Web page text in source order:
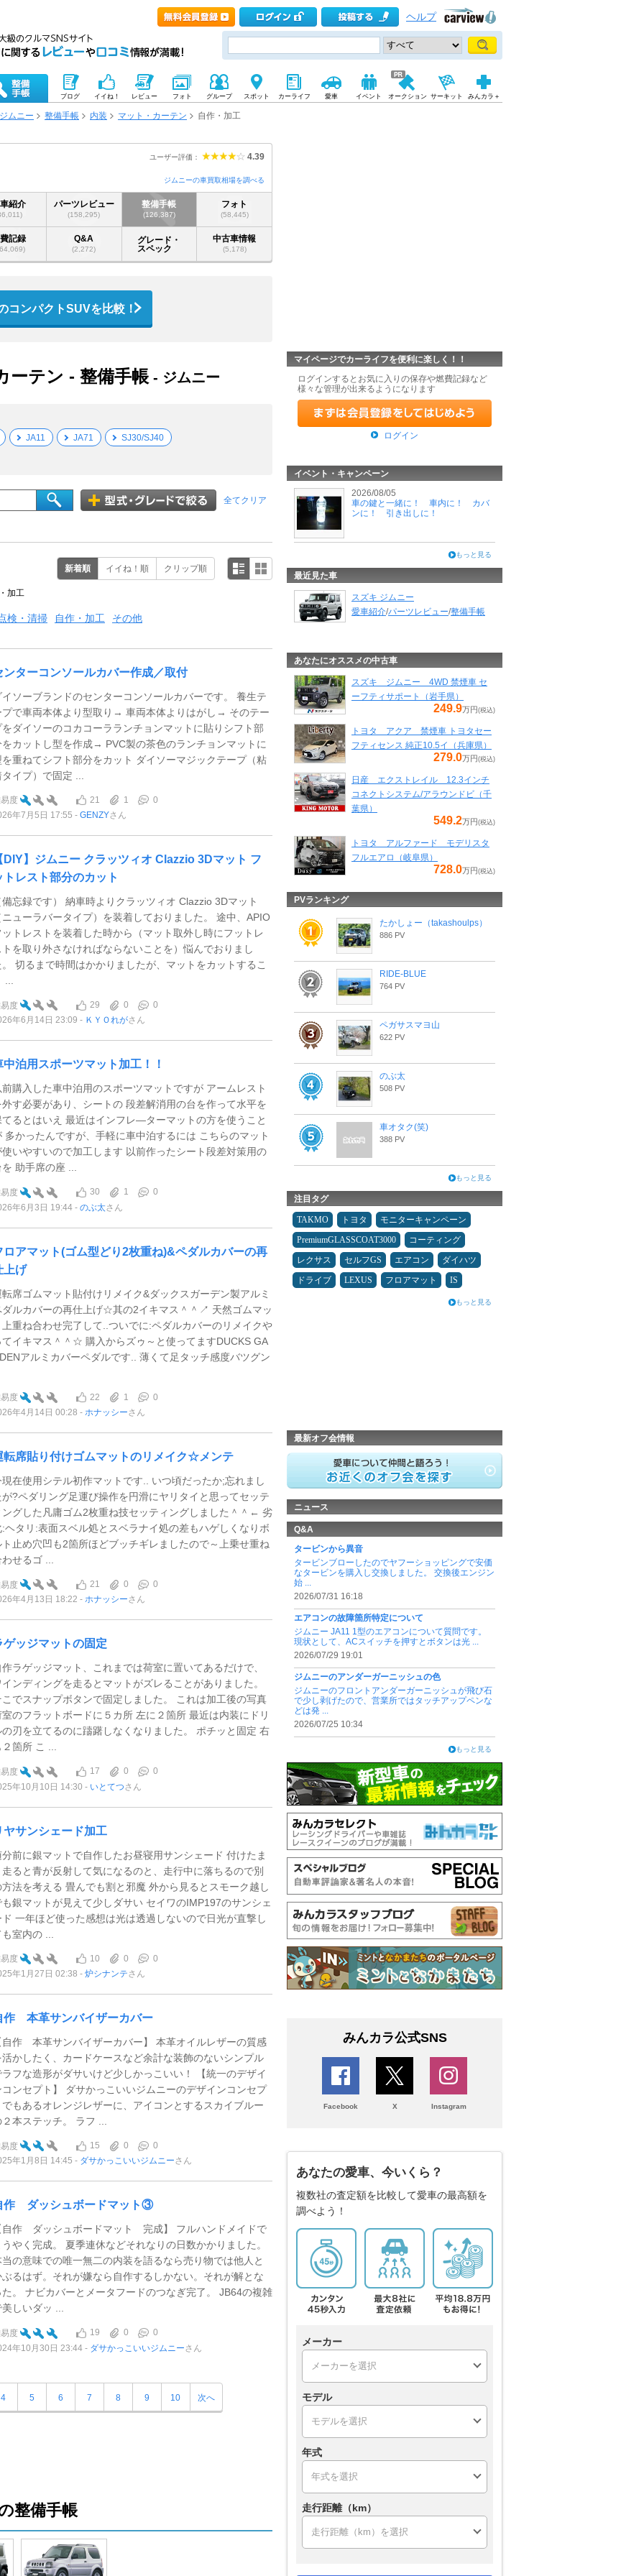
ヘルプ
ブログ イイね！ レビュー フォト グループ スポット カーライフ 愛車 イベント オークション サーキット みんカラ＋
ジムニー 整備手帳 内装 マット・カーテン 自作・加工
ユーザー評価： 4.39
ジムニーの車買取相場を調べる
紹介 パーツレビュー
(158,295)
整備手帳
(126,387)
フォト
(58,445)
記録 Q&A
(2,272)
グレード・
スペック
中古車情報
(5,178)
コンパクトSUVを比較！
ーテン - 整備手帳 - ジムニー
JA11 JA71 SJ30/SJ40
全てクリア
新着順 イイね！順 クリップ順
加工
検・清掃 自作・加工 その他
ンターコンソールカバー作成／取付
イソーブランドのセンターコンソールカバーです。 養生テ
プで車両本体より型取り→ 車両本体よりはがし→ そのテー
をダイソーのコカコーラランチョンマットに貼りシフト部
をカットし型を作成→ PVC製の茶色のランチョンマットに
を重ねてシフト部分をカット ダイソーマジックテープ（粘
イプ）で固定 ...
度 21 1
0
年7月5日 17:55
GENZYさん
DIY】ジムニー クラッツィオ Clazzio 3Dマット フ
トレスト部分のカット
備忘録です） 納車時よりクラッツィオ Clazzio 3Dマット
ニューラバータイプ）を装着しておりました。 途中、APIO
ットレストを装着した時から（マット取外し時にフットレ
トを取り外さなければならないことを）悩んでおりまし
。 切るまで時間はかかりましたが、マットをカットするこ
度 29 0
0
年6月14日 23:09
ＫＹＯれがさん
中泊用スポーツマット加工！！
前購入した車中泊用のスポーツマットですが アームレスト
外す必要があり、シートの 段差解消用の台を作って水平を
てるとはいえ 最近はインフレ―ターマットの方を使うこと
多かったんですが、手軽に車中泊するには こちらのマット
使いやすいので加工します 以前作ったシート段差対策用の
を 助手席の座 ...
度 30 1
0
年6月3日 19:44
のぶ太さん
ロアマット(ゴム型どり2枚重ね)&ペダルカバーの再
上げ
転席ゴムマット貼付けリメイク&ダックスガーデン製アルミ
ダルカバーの再仕上げ☆其の2イキマス＾＾↗ 天然ゴムマッ
上重ね合わせ完了して..ついでに:ペダルカバーのリメイクや
てイキマス＾＾☆ 購入からズゥ～と使ってますDUCKS GA
アルミカバーペダルです.. 薄くて足タッチ感度バツグン
度 22 1
0
年4月14日 00:28
ホナッシーさん
転席貼り付けゴムマットのリメイク☆メンテ
現在使用シテル初作マットです.. いつ頃だったか;忘れまし
が?ペダリング足運び操作を円滑にヤリタイと思ってセッテ
ングした凡庸ゴム2枚重ね技セッティングしました＾＾← 劣
:ヘタリ:表面スベル処とスベラナイ処の差もハゲしくなりボ
ト止め穴凹も2箇所ほどブッチギレましたので～上乗せ重ね
せるゴ ...
度 21 0
0
年4月13日 18:22
ホナッシーさん
ゲッジマットの固定
作ラゲッジマット、これまでは荷室に置いてあるだけで、
インディングを走るとマットがズレることがありました。
こでスナップボタンで固定しました。 これは加工後の写真
室のフラットボードに５カ所 左に２箇所 最近は内装にドリ
の刃を立てるのに躊躇しなくなりました。 ポチッと固定 右
２箇所 こ ...
度 17 0
0
年10月10日 14:30
いとてつさん
ヤサンシェード加工
分前に銀マットで自作したお昼寝用サンシェード 付けたま
走ると青が反射して気になるのと、走行中に落ちるので別
方法を考える 畳んでも割と邪魔 外から見るとスモーク越し
も銀マットが見えて少しダサい セイワのIMP197のサンシェ
ド 一年ほど使った感想は光は透過しないので日光が直撃し
室内の ...
度 10 0
0
年1月27日 02:38
炉シナンテさん
作 本革サンバイザーカバー
自作 本革サンバイザーカバー】 本革オイルレザーの質感
活かしたく、カードケースなど余計な装飾のないシンプル
ラフな造形がダサいけど少しかっこいい！ 【統一のデザイ
コンセプト】 ダサかっこいいジムニーのデザインコンセプ
でもあるオレンジレザーに、アイコンとするスカイブルー
本ステッチ。 ラフ ...
度 15 0
0
年1月8日 14:45
ダサかっこいいジムニーさん
作 ダッシュボードマット③
自作 ダッシュボードマット 完成】 フルハンドメイドで
うやく完成。 夏季連休などそれなりの日数かかりました。
当の意味での唯一無二の内装を語るなら売り物では他人と
ぶるはず。それが嫌なら自作するしかない。それが解とな
た。 ナビカバーとメータフードのつなぎ完了。 JB64の複雑
美しいダッ ...
度 19 0
0
年10月30日 23:44
ダサかっこいいジムニーさん
4 5 6 7 8 9 10 次へ
整備手帳
マイページでカーライフを便利に楽しく！！
ログインするとお気に入りの保存や燃費記録など
様々な管理が出来るようになります
ログイン
イベント・キャンペーン
2026/08/05
車の鍵と一緒に！ 車内に！ カバ
ンに！ 引き出しに！
もっと見る
最近見た車
スズキ ジムニー
愛車紹介/パーツレビュー/整備手帳
あなたにオススメの中古車
スズキ ジムニー 4WD 禁煙車 セ
ーフティサポート（岩手県）
249.9万円 (税込)
トヨタ アクア 禁煙車 トヨタセー
フティセンス 純正10.5イ（兵庫県）
279.0万円 (税込)
日産 エクストレイル 12.3インチ
コネクトシステム/アラウンドビ（千
葉県）
549.2万円 (税込)
トヨタ アルファード モデリスタ
フルエアロ（岐阜県）
728.0万円 (税込)
PVランキング
たかしょー（takashoulps）
886 PV
RIDE-BLUE
764 PV
ペガサスマヨ山
622 PV
のぶ太
508 PV
車オタク(笑)
388 PV
もっと見る
注目タグ
TAKMO トヨタ
モニターキャンペーン
PremiumGLASSCOAT3000
コーティング
レクサス
セルフGS エアコン
ダイハツ
ドライブ
LEXUS フロアマット IS
もっと見る
最新オフ会情報
ニュース
Q&A
タービンから異音
タービンブローしたのでヤフーショッピングで安価
なタービンを購入し交換しました。 交換後エンジン
始 ...
2026/07/31 16:18
エアコンの故障箇所特定について
ジムニー JA11 1型のエアコンについて質問です。
現状として、ACスイッチを押すとボタンは光 ...
2026/07/29 19:01
ジムニーのアンダーガーニッシュの色
ジムニーのフロントアンダーガーニッシュが飛び石
で少し剥げたので、営業所ではタッチアップペンな
どは発 ...
2026/07/25 10:34
もっと見る
みんカラ公式SNS
Facebook X Instagram
あなたの愛車、今いくら？
複数社の査定額を比較して愛車の最高額を
調べよう！
メーカー
モデル
年式
走行距離（km）